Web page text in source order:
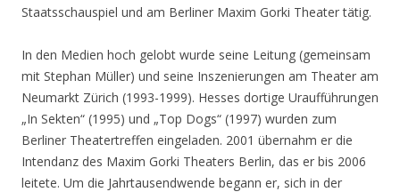
Staatsschauspiel und am Berliner Maxim Gorki Theater tätig.
In den Medien hoch gelobt wurde seine Leitung (gemeinsam
mit Stephan Müller) und seine Inszenierungen am Theater am
Neumarkt Zürich (1993-1999). Hesses dortige Uraufführungen
„In Sekten“ (1995) und „Top Dogs“ (1997) wurden zum
Berliner Theatertreffen eingeladen. 2001 übernahm er die
Intendanz des Maxim Gorki Theaters Berlin, das er bis 2006
leitete. Um die Jahrtausendwende begann er, sich in der